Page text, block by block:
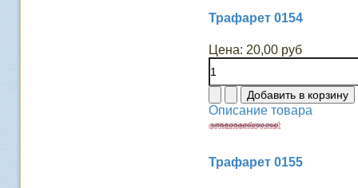
Трафарет 0154
Цена: 20,00 руб
Описание товара
Трафарет 0155